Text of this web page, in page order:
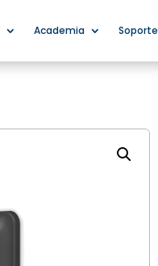
Academia Soporte